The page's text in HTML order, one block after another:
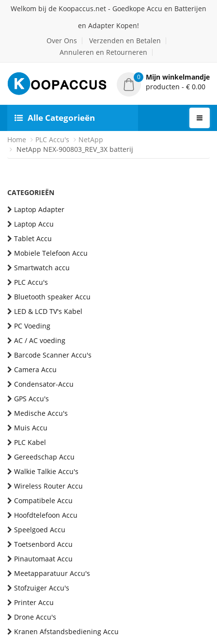
Welkom bij de Koopaccus.net - Goedkope Accu en Batterijen
en Adapter Kopen!
Over Ons
Verzenden en Betalen
Annuleren en Retourneren
0
Mijn winkelmandje
producten - € 0.00
Alle Categorieën
Home PLC Accu's
NetApp
NetApp NEX-900803_REV_3X batterij
CATEGORIEËN
Laptop Adapter
Laptop Accu
Tablet Accu
Mobiele Telefoon Accu
Smartwatch accu
PLC Accu's
Bluetooth speaker Accu
LED & LCD TV's Kabel
PC Voeding
AC / AC voeding
Barcode Scanner Accu's
Camera Accu
Condensator-Accu
GPS Accu's
Medische Accu's
Muis Accu
PLC Kabel
Gereedschap Accu
Walkie Talkie Accu's
Wireless Router Accu
Compatibele Accu
Hoofdtelefoon Accu
Speelgoed Accu
Toetsenbord Accu
Pinautomaat Accu
Meetapparatuur Accu's
Stofzuiger Accu's
Printer Accu
Drone Accu's
Kranen Afstandsbediening Accu